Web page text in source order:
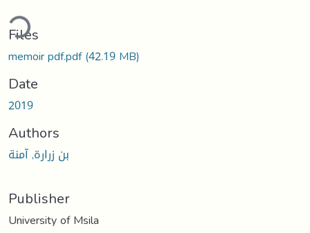
Files
memoir pdf.pdf(42.19 MB)
Date
2019
Authors
بن زرارة, آمنة
Publisher
University of Msila